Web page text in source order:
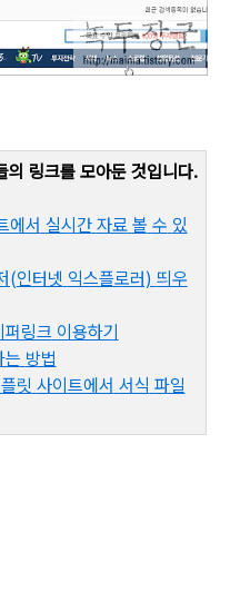
링크를 모아둔 것입니다.
에서 실시간 자료 볼 수 있
(인터넷 익스플로러) 띄우
퍼링크 이용하기
는 방법
릿 사이트에서 서식 파일